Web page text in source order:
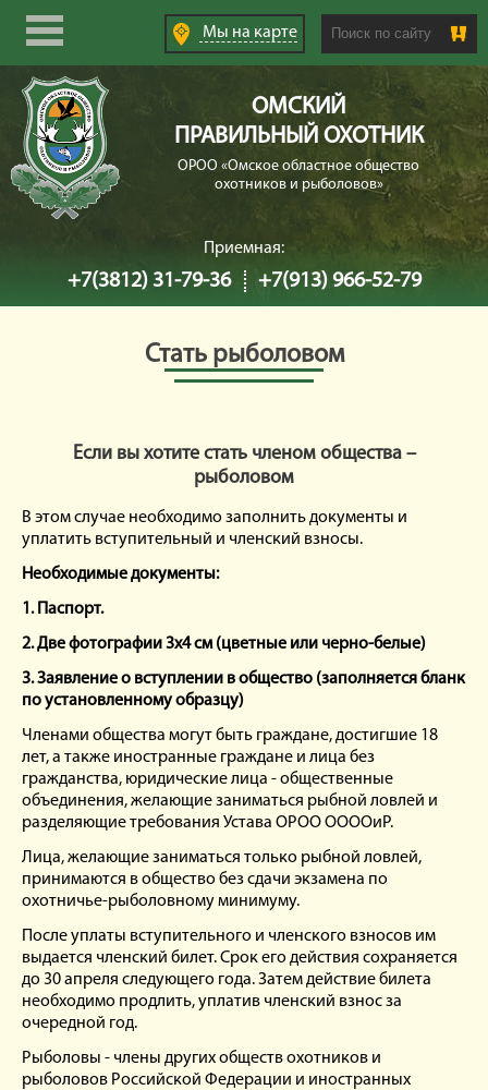
ОМСКИЙ
ПРАВИЛЬНЫЙ ОХОТНИК
ОРОО «Омское областное общество
охотников и рыболовов»
Приемная:
+7(3812) 31-79-36 +7(913) 966-52-79
Мы на карте Search this site
Стать рыболовом
Если вы хотите стать членом общества –
рыболовом
В этом случае необходимо заполнить документы и
уплатить вступительный и членский взносы.
Необходимые документы:
1. Паспорт.
2. Две фотографии 3х4 см (цветные или черно-белые)
3. Заявление о вступлении в общество (заполняется бланк
по установленному образцу)
Членами общества могут быть граждане, достигшие 18
лет, а также иностранные граждане и лица без
гражданства, юридические лица - общественные
объединения, желающие заниматься рыбной ловлей и
разделяющие требования Устава ОРОО ООООиР.
Лица, желающие заниматься только рыбной ловлей,
принимаются в общество без сдачи экзамена по
охотничье-рыболовному минимуму.
После уплаты вступительного и членского взносов им
выдается членский билет. Срок его действия сохраняется
до 30 апреля следующего года. Затем действие билета
необходимо продлить, уплатив членский взнос за
очередной год.
Рыболовы - члены других обществ охотников и
рыболовов Российской Федерации и иностранных